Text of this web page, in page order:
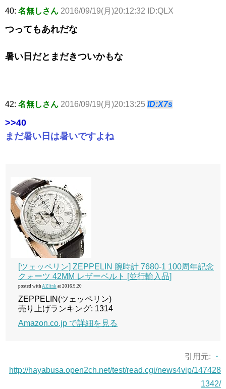
40: 名無しさん 2016/09/19(月)20:12:32 ID:QLX
つってもあれだな
暑い日だとまだきついかもな
42: 名無しさん 2016/09/19(月)20:13:25 ID:X7s
>>40
まだ暑い日は暑いですよね
[ツェッペリン] ZEPPELIN 腕時計 7680-1 100周年記念
クォーツ 42MM レザーベルト [並行輸入品]
posted withAZlink at 2016.9.20
ZEPPELIN(ツェッペリン)
売り上げランキング: 1314
Amazon.co.jp で詳細を見る
引用元:
・
http://hayabusa.open2ch.net/test/read.cgi/news4vip/147428
1342/